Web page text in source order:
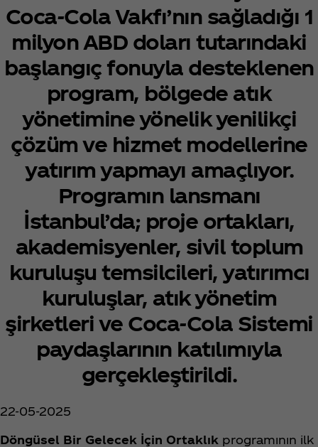
Coca‑Cola Vakfı’nın sağladığı 1
milyon ABD doları tutarındaki
başlangıç fonuyla desteklenen
program, bölgede atık
yönetimine yönelik yenilikçi
çözüm ve hizmet modellerine
yatırım yapmayı amaçlıyor.
Programın lansmanı
İstanbul’da; proje ortakları,
akademisyenler, sivil toplum
kuruluşu temsilcileri, yatırımcı
kuruluşlar, atık yönetim
şirketleri ve Coca‑Cola Sistemi
paydaşlarının katılımıyla
gerçekleştirildi.
22-05-2025
Döngüsel Bir Gelecek İçin Ortaklık programının ilk